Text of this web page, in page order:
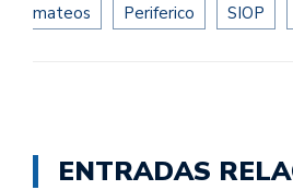
mateos
Periferico SIOP
ENTRADAS